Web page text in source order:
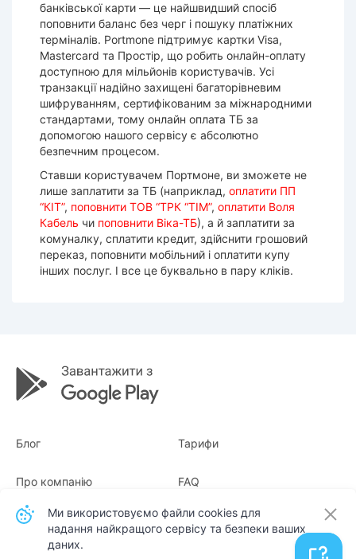
банківської карти — це найшвидший спосіб
поповнити баланс без черг і пошуку платіжних
терміналів. Portmone підтримує картки Visa,
Mastercard та Простір, що робить онлайн-оплату
доступною для мільйонів користувачів. Усі
транзакції надійно захищені багаторівневим
шифруванням, сертифікованим за міжнародними
стандартами, тому онлайн оплата ТБ за
допомогою нашого сервісу є абсолютно
безпечним процесом.
Ставши користувачем Портмоне, ви зможете не
лише заплатити за ТБ (наприклад, оплатити ПП
“КІТ”, поповнити ТОВ “ТРК “ТІМ”, оплатити Воля
Кабель чи поповнити Віка-ТБ), а й заплатити за
комуналку, сплатити кредит, здійснити грошовий
переказ, поповнити мобільний і оплатити купу
інших послуг. І все це буквально в пару кліків.
Блог Тарифи
Про компанію
Квитанції
FAQ
Для бізнесу
Ми використовуємо файли cookies для
надання найкращого сервісу та безпеки ваших
даних.